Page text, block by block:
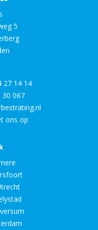
5
27 14 14
30 067
ons op